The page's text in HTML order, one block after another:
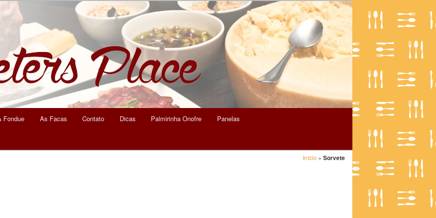
Place
Fondue As Facas Contato Dicas Palmirinha Onofre Panelas
Início » Sorvete